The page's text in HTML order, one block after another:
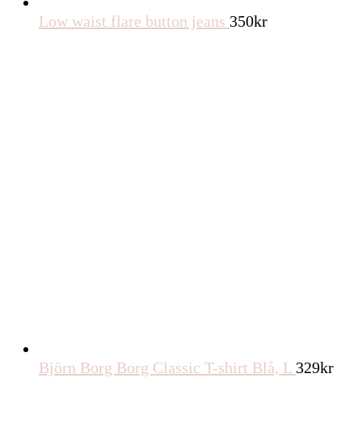
Low waist flare button jeans 350kr
Björn Borg Borg Classic T-shirt Blå, L 329kr